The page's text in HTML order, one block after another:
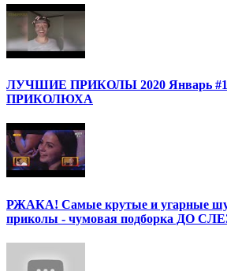
ЛУЧШИЕ ПРИКОЛЫ 2020 Январь
ПРИКОЛЮХА
РЖАКА! Самые крутые и угарные
приколы - чумовая подборка ДО